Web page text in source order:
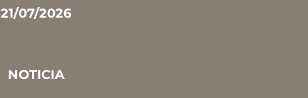
21/07/2026
NOTICIA